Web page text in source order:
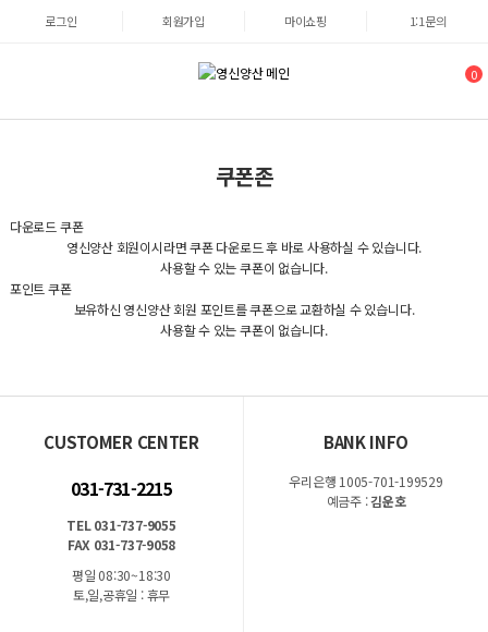
로그인 회원가입 마이쇼핑 1:1문의
0
쿠폰존
다운로드 쿠폰
영신양산 회원이시라면 쿠폰 다운로드 후 바로 사용하실 수 있습니다.
사용할 수 있는 쿠폰이 없습니다.
포인트 쿠폰
보유하신 영신양산 회원 포인트를 쿠폰으로 교환하실 수 있습니다.
사용할 수 있는 쿠폰이 없습니다.
CUSTOMER CENTER
031-731-2215
TEL 031-737-9055
FAX 031-737-9058
평일 08:30~18:30
토,일,공휴일 : 휴무
BANK INFO
우리은행 1005-701-199529
예금주 :김운호